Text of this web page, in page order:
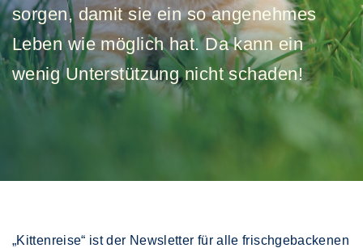
sorgen, damit sie ein so angenehmes
Leben wie möglich hat. Da kann ein
wenig Unterstützung nicht schaden!
„Kittenreise“ ist der Newsletter für alle frischgebackenen